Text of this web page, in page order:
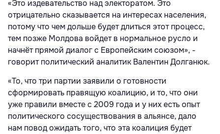
«Это издевательство над электоратом. Это
отрицательно сказывается на интересах населения,
потому что чем дольше будет длиться этот процесс,
тем позже Молдова войдет в нормальное русло и
начнёт прямой диалог с Европейским союзом», -
говорит политический аналитик Валентин Долганюк.
«То, что три партии заявили о готовности
сформировать правящую коалицию, и то, что они
уже правили вместе с 2009 года и у них есть опыт
политического сосуществования в альянсе, дало
нам повод ожидать того, что эта коалиция будет